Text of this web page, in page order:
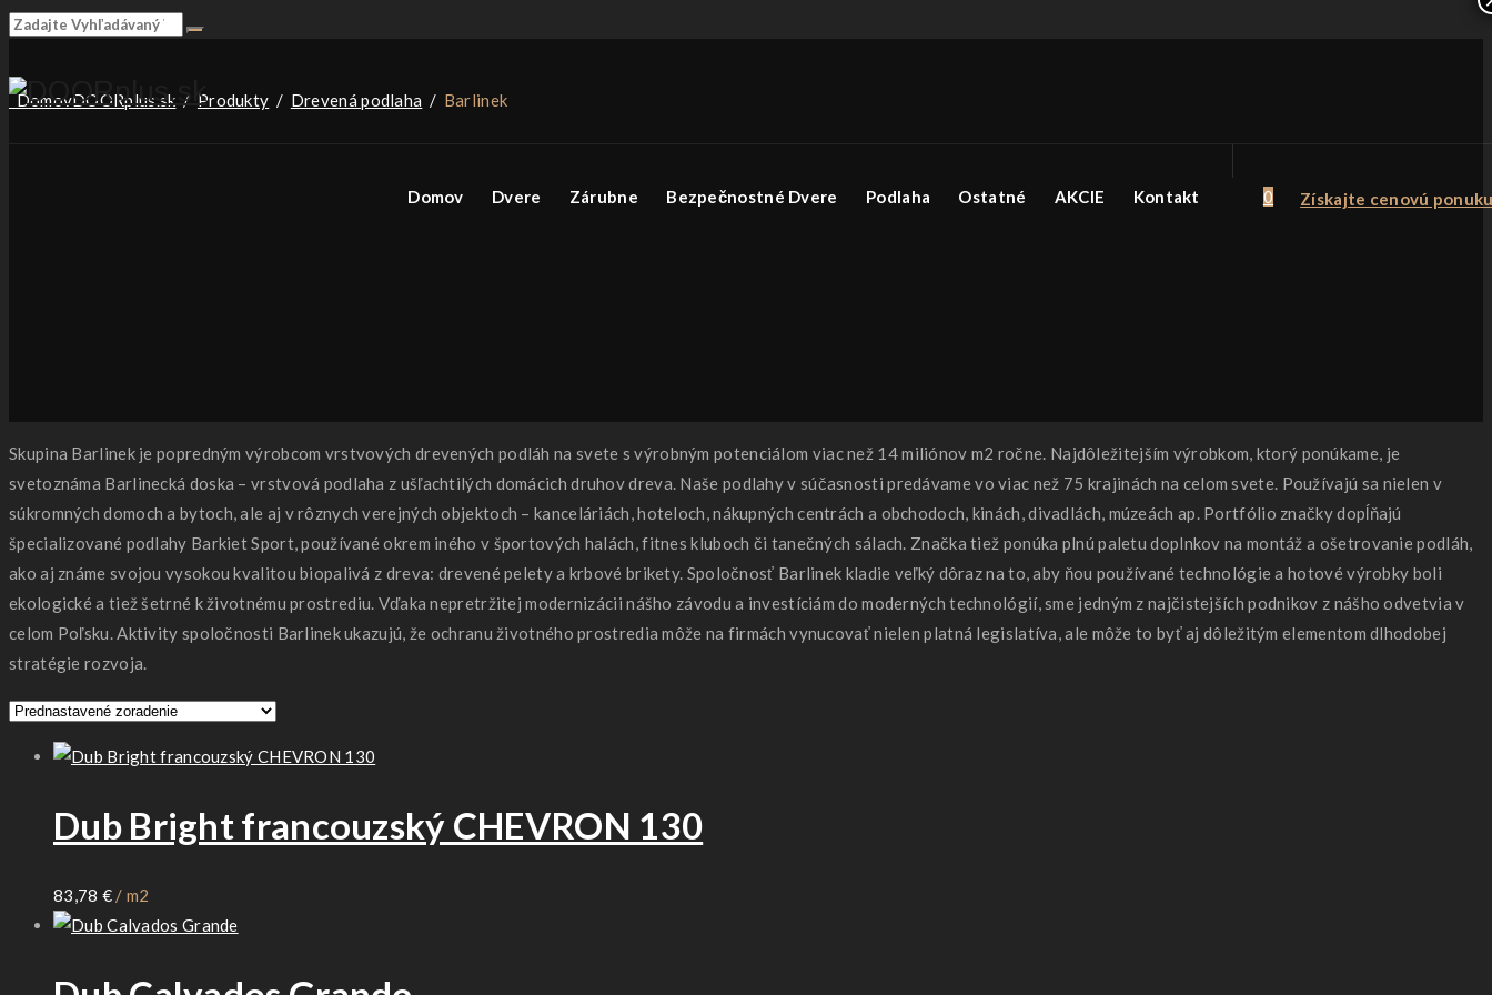
Získajte cenovú
0
Domov Dvere Zárubne Bezpečnostné Dvere Podlaha Ostatné AKCIE Kontakt
DomovDOORplus.sk / Produkty / Drevená podlaha / Barlinek
Skupina Barlinek je popredným výrobcom vrstvových drevených podláh na svete s výrobným potenciálom viac než 14 miliónov m2 ročne. Najdôležitejším výrobkom, ktorý ponúkame, je
svetoznáma Barlinecká doska – vrstvová podlaha z ušľachtilých domácich druhov dreva. Naše podlahy v súčasnosti predávame vo viac než 75 krajinách na celom svete. Používajú sa nielen v
súkromných domoch a bytoch, ale aj v rôznych verejných objektoch – kanceláriách, hoteloch, nákupných centrách a obchodoch, kinách, divadlách, múzeách ap. Portfólio značky dopĺňajú
špecializované podlahy Barkiet Sport, používané okrem iného v športových halách, fitnes kluboch či tanečných sálach. Značka tiež ponúka plnú paletu doplnkov na montáž a ošetrovanie podláh,
ako aj známe svojou vysokou kvalitou biopalivá z dreva: drevené pelety a krbové brikety. Spoločnosť Barlinek kladie veľký dôraz na to, aby ňou používané technológie a hotové výrobky boli
ekologické a tiež šetrné k životnému prostrediu. Vďaka nepretržitej modernizácii nášho závodu a investíciám do moderných technológií, sme jedným z najčistejších podnikov z nášho odvetvia v
celom Poľsku. Aktivity spoločnosti Barlinek ukazujú, že ochranu životného prostredia môže na firmách vynucovať nielen platná legislatíva, ale môže to byť aj dôležitým elementom dlhodobej
stratégie rozvoja.
Dub Bright francouzský CHEVRON 130
83,78 € / m2